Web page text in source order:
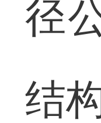
径
结